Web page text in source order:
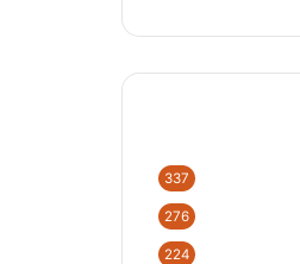
337
276
224